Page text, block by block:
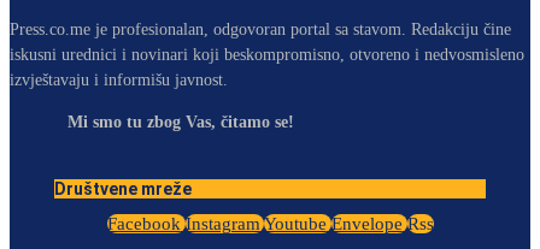
Press.co.me je profesionalan, odgovoran portal sa stavom. Redakciju čine
iskusni urednici i novinari koji beskompromisno, otvoreno i nedvosmisleno
izvještavaju i informišu javnost.
Mi smo tu zbog Vas, čitamo se!
Društvene mreže
Facebook Instagram Youtube Envelope Rss